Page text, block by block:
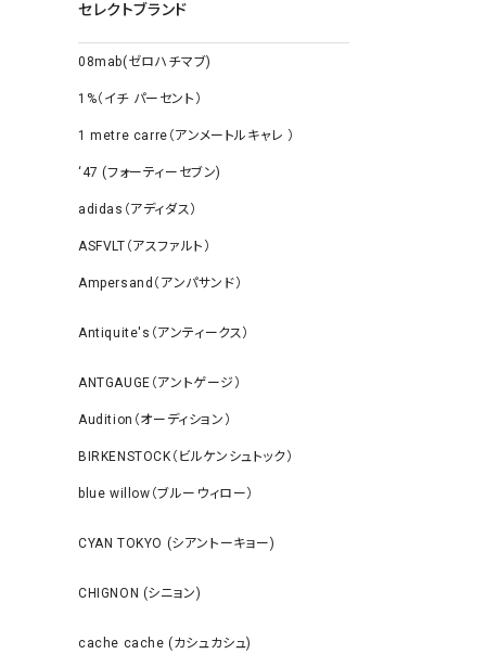
セレクトブランド
08mab(ゼロハチマブ)
1%（イチ パーセント）
1 metre carre（アンメートルキャレ ）
‘47 (フォーティーセブン)
adidas（アディダス）
ASFVLT（アスファルト）
Ampersand（アンパサンド）
Antiquite's（アンティークス）
ANTGAUGE（アントゲージ）
Audition（オーディション）
BIRKENSTOCK（ビルケンシュトック）
blue willow（ブルーウィロー）
CYAN TOKYO (シアントーキョー)
CHIGNON (シニョン)
cache cache (カシュカシュ)